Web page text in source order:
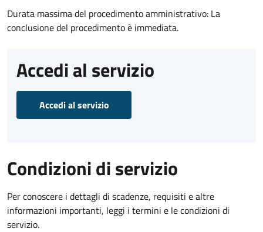
Durata massima del procedimento amministrativo: La
conclusione del procedimento è immediata.
Accedi al servizio
Accedi al servizio
Condizioni di servizio
Per conoscere i dettagli di scadenze, requisiti e altre
informazioni importanti, leggi i termini e le condizioni di
servizio.